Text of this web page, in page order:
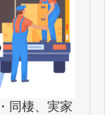
同棲、実家